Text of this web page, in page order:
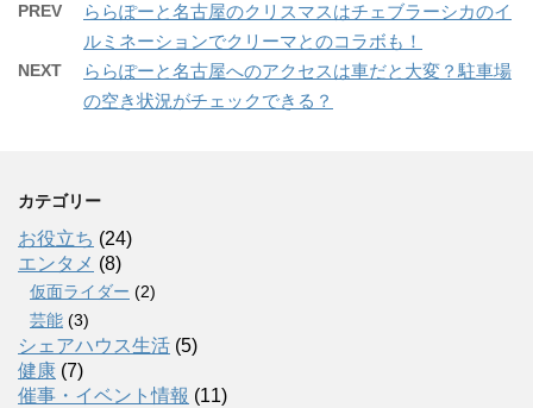
PREV
ららぽーと名古屋のクリスマスはチェブラーシカのイ
ルミネーションでクリーマとのコラボも！
NEXT
ららぽーと名古屋へのアクセスは車だと大変？駐車場
の空き状況がチェックできる？
カテゴリー
お役立ち (24)
エンタメ (8)
仮面ライダー (2)
芸能 (3)
シェアハウス生活 (5)
健康 (7)
催事・イベント情報 (11)